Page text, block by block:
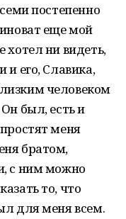
постепенно
еще мой
хотел ни видеть,
и его, Славика,
человеком
был, есть и
меня
братом,
с ним можно
то, что
для меня всем.